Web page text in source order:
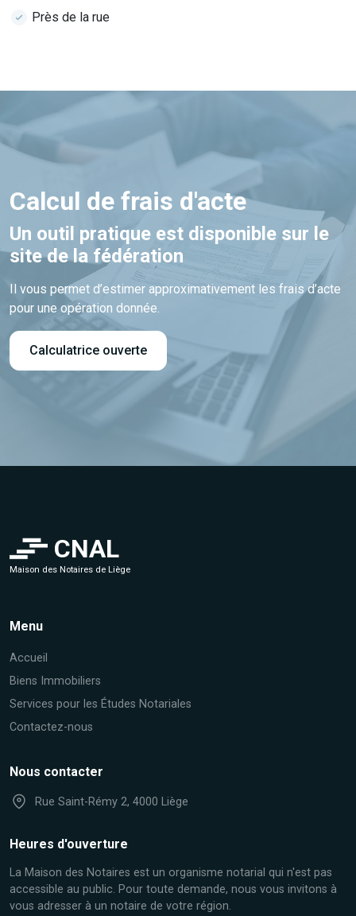
Près de la rue
Calcul de frais d'acte
Un outil pratique est disponible sur le
site de la fédération
Il vous permet d’estimer approximativement les frais d’acte
pour une opération donnée.
Calculatrice ouverte
CNAL
Maison des Notaires de Liège
Menu
Accueil
Biens Immobiliers
Services pour les Études Notariales
Contactez-nous
Nous contacter
Rue Saint-Rémy 2, 4000 Liège
Heures d'ouverture
La Maison des Notaires est un organisme notarial qui n'est pas
accessible au public. Pour toute demande, nous vous invitons à
vous adresser à un notaire de votre région.